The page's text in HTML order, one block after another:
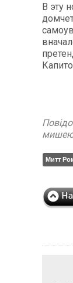
В эту
мишею
Митт